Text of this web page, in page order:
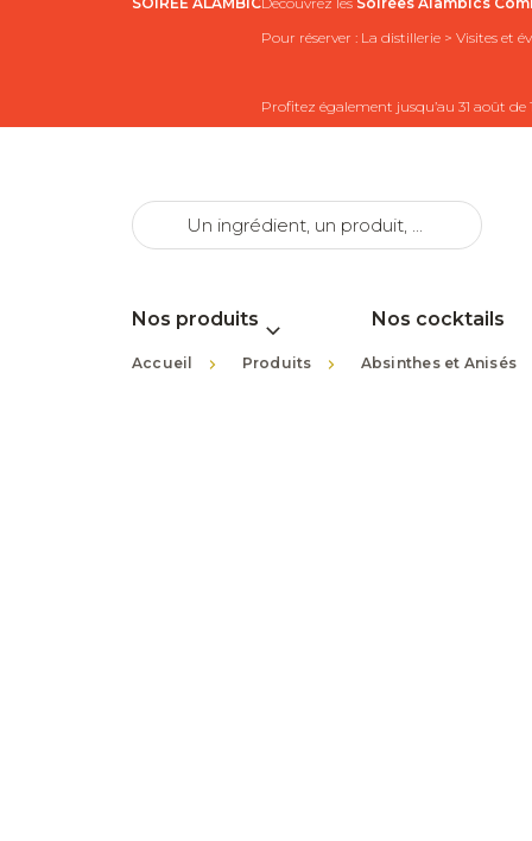
Pour réserver : La distillerie > Visites et
Profitez également jusqu’au 31 août
Nos produits Nos cocktails
Accueil > Produits > Absinthes et Anisés